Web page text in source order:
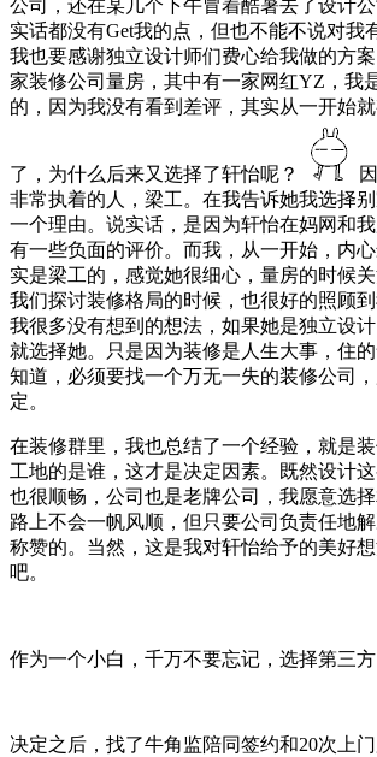
公司，还在某几个下午冒着酷暑去了设计
实话都没有Get我的点，但也不能不说对我
我也要感谢独立设计师们费心给我做的方
家装修公司量房，其中有一家网红YZ，我
的，因为我没有看到差评，其实从一开始
了，为什么后来又选择了轩怡呢？
非常执着的人，梁工。在我告诉她我选择
一个理由。说实话，是因为轩怡在妈网和我
有一些负面的评价。而我，从一开始，内
实是梁工的，感觉她很细心，量房的时候
我们探讨装修格局的时候，也很好的照顾
我很多没有想到的想法，如果她是独立设
就选择她。只是因为装修是人生大事，住
知道，必须要找一个万无一失的装修公司
定。
在装修群里，我也总结了一个经验，就是
工地的是谁，这才是决定因素。既然设计
也很顺畅，公司也是老牌公司，我愿意选
路上不会一帆风顺，但只要公司负责任地
称赞的。当然，这是我对轩怡给予的美好
吧。
作为一个小白，千万不要忘记，选择第三方
决定之后，找了牛角监陪同签约和20次上